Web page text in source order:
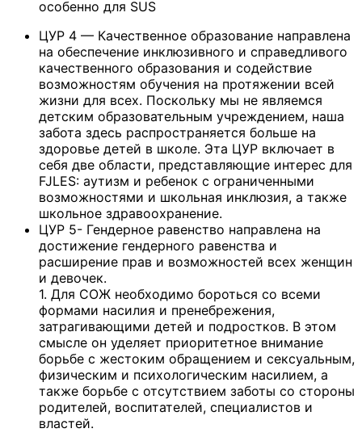
особенно для SUS
ЦУР 4 — Качественное образование направлена
на обеспечение инклюзивного и справедливого
качественного образования и содействие
возможностям обучения на протяжении всей
жизни для всех. Поскольку мы не являемся
детским образовательным учреждением, наша
забота здесь распространяется больше на
здоровье детей в школе. Эта ЦУР включает в
себя две области, представляющие интерес для
FJLES: аутизм и ребенок с ограниченными
возможностями и школьная инклюзия, а также
школьное здравоохранение.
ЦУР 5- Гендерное равенство направлена на
достижение гендерного равенства и
расширение прав и возможностей всех женщин
и девочек.
1. Для СОЖ необходимо бороться со всеми
формами насилия и пренебрежения,
затрагивающими детей и подростков. В этом
смысле он уделяет приоритетное внимание
борьбе с жестоким обращением и сексуальным,
физическим и психологическим насилием, а
также борьбе с отсутствием заботы со стороны
родителей, воспитателей, специалистов и
властей.